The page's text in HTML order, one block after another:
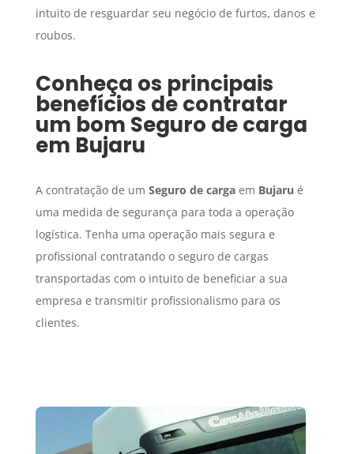
intuito de resguardar seu negócio de furtos, danos e
roubos.
Conheça os principais
benefícios de contratar
um bom Seguro de carga
em Bujaru
A contratação de um Seguro de cargaem Bujaru é
uma medida de segurança para toda a operação
logística. Tenha uma operação mais segura e
profissional contratando o seguro de cargas
transportadas com o intuito de beneficiar a sua
empresa e transmitir profissionalismo para os
clientes.